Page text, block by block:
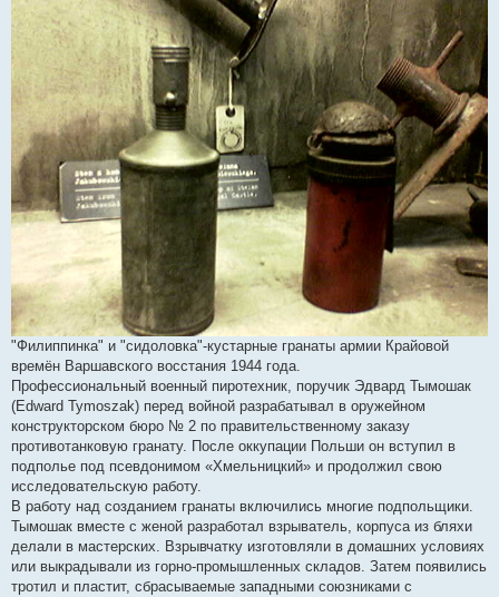
"Филиппинка" и "сидоловка"-кустарные гранаты армии Крайовой
времён Варшавского восстания 1944 года.
Профессиональный военный пиротехник, поручик Эдвард Тымошак
(Edward Tymoszak) перед войной разрабатывал в оружейном
конструкторском бюро № 2 по правительственному заказу
противотанковую гранату. После оккупации Польши он вступил в
подполье под псевдонимом «Хмельницкий» и продолжил свою
исследовательскую работу.
В работу над созданием гранаты включились многие подпольщики.
Тымошак вместе с женой разработал взрыватель, корпуса из бляхи
делали в мастерских. Взрывчатку изготовляли в домашних условиях
или выкрадывали из горно-промышленных складов. Затем появились
тротил и пластит, сбрасываемые западными союзниками с